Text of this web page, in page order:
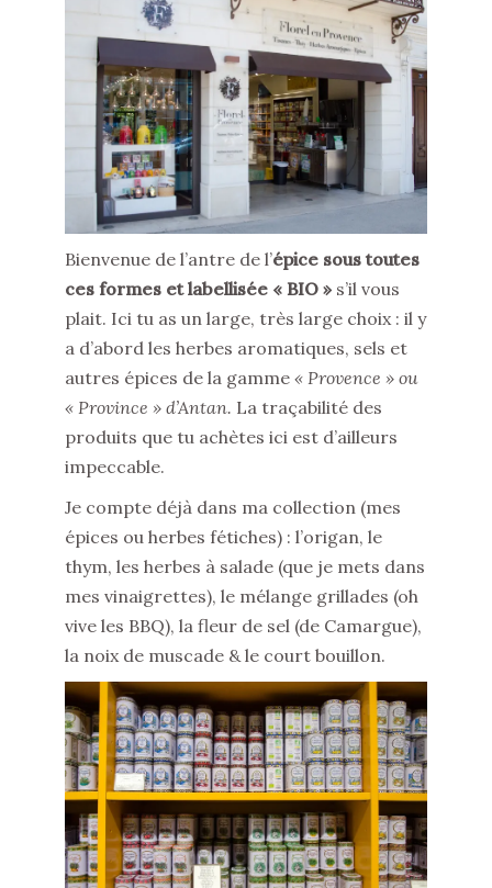
Bienvenue de l’antre de l’épice sous toutes
ces formes et labellisée « BIO » s’il vous
plait. Ici tu as un large, très large choix : il y
a d’abord les herbes aromatiques, sels et
autres épices de la gamme « Provence » ou
« Province » d’Antan. La traçabilité des
produits que tu achètes ici est d’ailleurs
impeccable.
Je compte déjà dans ma collection (mes
épices ou herbes fétiches) : l’origan, le
thym, les herbes à salade (que je mets dans
mes vinaigrettes), le mélange grillades (oh
vive les BBQ), la fleur de sel (de Camargue),
la noix de muscade & le court bouillon.